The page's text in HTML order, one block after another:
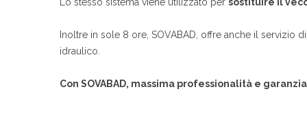
Inoltre in sole 8 ore, SOVABAD, offre anche il servizio
idraulico.
Con SOVABAD, massima professionalità e